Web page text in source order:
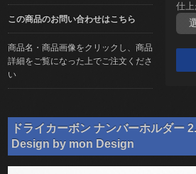
この商品のお問い合わせはこちら
商品名・商品画像をクリックし、商品
詳細をご覧になった上でご注文くださ
い
仕上
ドライカーボン ナンバーホルダー
Design by mon Design